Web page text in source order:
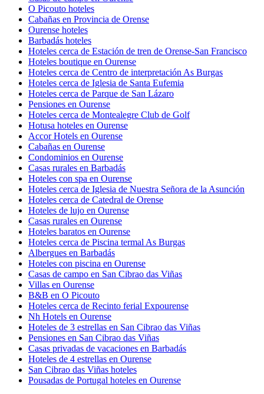
O Picouto hoteles
Cabañas en Provincia de Orense
Ourense hoteles
Barbadás hoteles
Hoteles cerca de Estación de tren de Orense-San Francisco
Hoteles boutique en Ourense
Hoteles cerca de Centro de interpretación As Burgas
Hoteles cerca de Iglesia de Santa Eufemia
Hoteles cerca de Parque de San Lázaro
Pensiones en Ourense
Hoteles cerca de Montealegre Club de Golf
Hotusa hoteles en Ourense
Accor Hotels en Ourense
Cabañas en Ourense
Condominios en Ourense
Casas rurales en Barbadás
Hoteles con spa en Ourense
Hoteles cerca de Iglesia de Nuestra Señora de la Asunción
Hoteles cerca de Catedral de Orense
Hoteles de lujo en Ourense
Casas rurales en Ourense
Hoteles baratos en Ourense
Hoteles cerca de Piscina termal As Burgas
Albergues en Barbadás
Hoteles con piscina en Ourense
Casas de campo en San Cibrao das Viñas
Villas en Ourense
B&B en O Picouto
Hoteles cerca de Recinto ferial Expourense
Nh Hotels en Ourense
Hoteles de 3 estrellas en San Cibrao das Viñas
Pensiones en San Cibrao das Viñas
Casas privadas de vacaciones en Barbadás
Hoteles de 4 estrellas en Ourense
San Cibrao das Viñas hoteles
Pousadas de Portugal hoteles en Ourense